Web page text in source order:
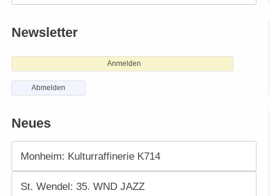
Newsletter
Anmelden
Abmelden
Neues
Monheim: Kulturraffinerie K714
St. Wendel: 35. WND JAZZ